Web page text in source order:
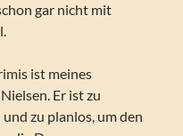
gar nicht mit
ist meines
Er ist zu
zu planlos, um den